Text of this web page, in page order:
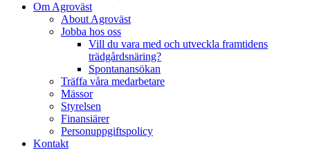
Om Agroväst
About Agroväst
Jobba hos oss
Vill du vara med och utveckla framtidens
trädgårdsnäring?
Spontanansökan
Träffa våra medarbetare
Mässor
Styrelsen
Finansiärer
Personuppgiftspolicy
Kontakt